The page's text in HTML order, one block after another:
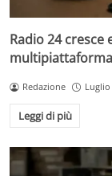
Radio 24 cresce
multipiattaforma
Redazione Luglio
Leggi di più